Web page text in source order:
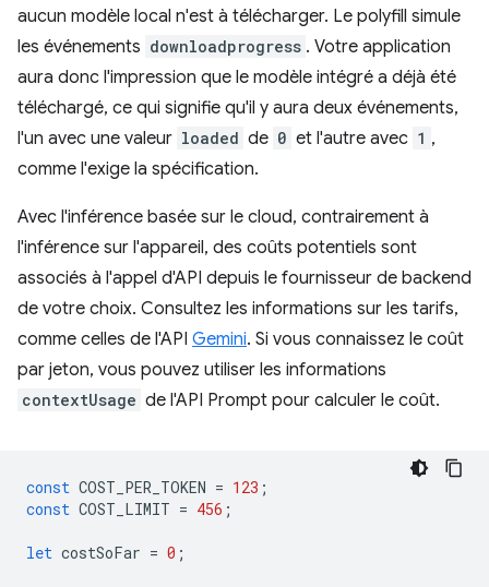
aucun modèle local n'est à télécharger. Le polyfill simule
les événements downloadprogress . Votre application
aura donc l'impression que le modèle intégré a déjà été
téléchargé, ce qui signifie qu'il y aura deux événements,
l'un avec une valeur loaded de 0 et l'autre avec 1 ,
comme l'exige la spécification.
Avec l'inférence basée sur le cloud, contrairement à
l'inférence sur l'appareil, des coûts potentiels sont
associés à l'appel d'API depuis le fournisseur de backend
de votre choix. Consultez les informations sur les tarifs,
comme celles de l'API Gemini. Si vous connaissez le coût
par jeton, vous pouvez utiliser les informations
contextUsage de l'API Prompt pour calculer le coût.
const COST_PER_TOKEN = 123 ;
const COST_LIMIT = 456 ;
let costSoFar = 0 ;